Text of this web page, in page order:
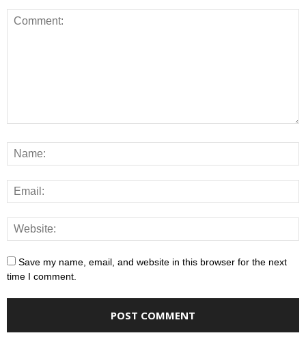
Save my name, email, and website in this browser for the next
time I comment.